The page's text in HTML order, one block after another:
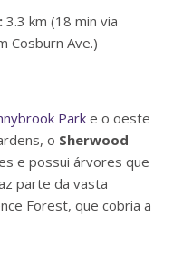
3.3 km (18 min via
Cosburn Ave.)
Parke o oeste
o Sherwood
e possui árvores que
parte da vasta
Forest, que cobria a